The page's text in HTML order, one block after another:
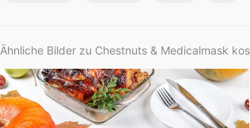
Ähnliche Bilder zu Chestnuts & Medicalmask